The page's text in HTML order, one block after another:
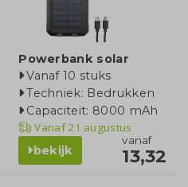
Powerbank solar
Vanaf 10 stuks
Techniek: Bedrukken
Capaciteit: 8000 mAh
Vanaf21 augustus
bekijk
vanaf
13,32